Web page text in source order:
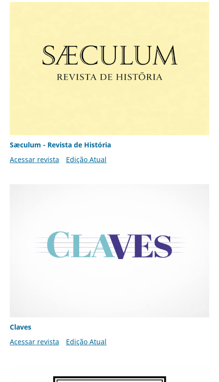
Sæculum - Revista de História
Acessar revista
Edição Atual
Claves
Acessar revista
Edição Atual